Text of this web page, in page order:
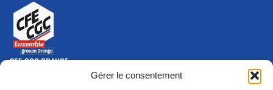
Gérer le consentement
CFE-CGC ORANGE
10-12 rue Saint Amand, 75015 Paris Cedex 15